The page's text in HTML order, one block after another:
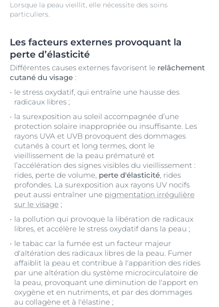
Lorsque la peau vieillit, elle nécessite des soins
particuliers.
Les facteurs externes provoquant la
perte d’élasticité
Différentes causes externes favorisent le relâchement
cutané du visage :
le stress oxydatif, qui entraîne une hausse des
radicaux libres ;
la surexposition au soleil accompagnée d’une
protection solaire inappropriée ou insuffisante. Les
rayons UVA et UVB provoquent des dommages
cutanés à court et long termes, dont le
vieillissement de la peau prématuré et
l’accélération des signes visibles du vieillissement :
rides, perte de volume, perte d'élasticité, rides
profondes. La surexposition aux rayons UV nocifs
peut aussi entraîner une pigmentation irrégulière
sur le visage ;
la pollution qui provoque la libération de radicaux
libres, et accélère le stress oxydatif dans la peau ;
le tabac car la fumée est un facteur majeur
d'altération des radicaux libres de la peau. Fumer
affaiblit la peau et contribue à l'apparition des rides
par une altération du système microcirculatoire de
la peau, provoquant une diminution de l'apport en
oxygène et en nutriments, et par des dommages
au collagène et à l'élastine ;